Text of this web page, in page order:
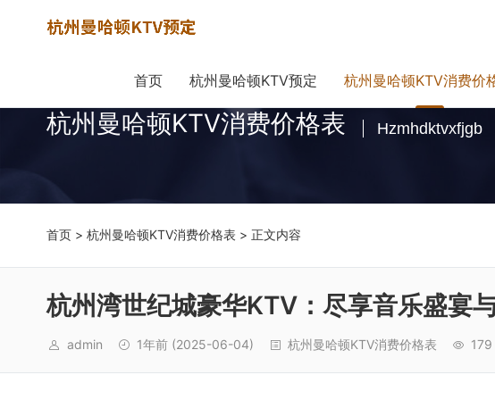
首页 杭州曼哈顿KTV预定 杭州曼哈顿KTV消费价
杭州曼哈顿KTV消费价格表 Hzmhdktvxfjgb
首页 > 杭州曼哈顿KTV消费价格表 > 正文内容
杭州湾世纪城豪华KTV：尽享音乐盛宴
admin 1年前 (2025-06-04) 杭州曼哈顿KTV消费价格表 179